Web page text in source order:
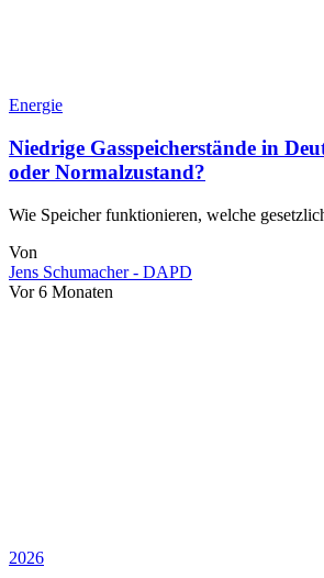
Energie
Niedrige Gasspeicherstände in
oder Normalzustand?
Wie Speicher funktionieren, welche
Von
Jens Schumacher - DAPD
Vor 6 Monaten
2026